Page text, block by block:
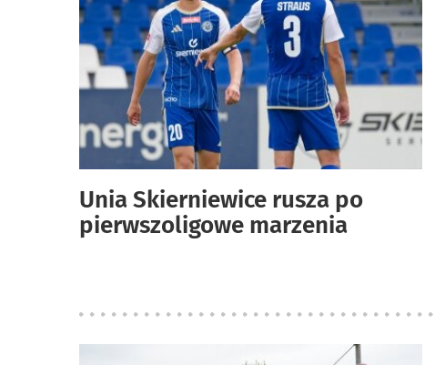
Unia Skierniewice rusza po
pierwszoligowe marzenia